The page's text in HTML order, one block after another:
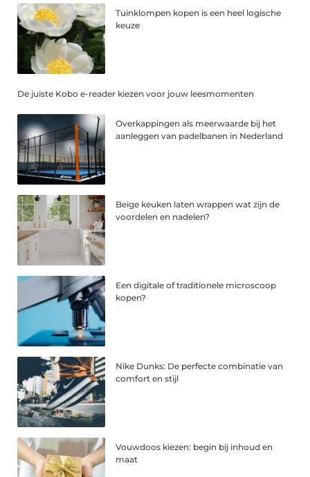
Tuinklompen kopen is een heel logische
keuze
De juiste Kobo e-reader kiezen voor jouw leesmomenten
Overkappingen als meerwaarde bij het
aanleggen van padelbanen in Nederland
Beige keuken laten wrappen wat zijn de
voordelen en nadelen?
Een digitale of traditionele microscoop
kopen?
Nike Dunks: De perfecte combinatie van
comfort en stijl
Vouwdoos kiezen: begin bij inhoud en
maat